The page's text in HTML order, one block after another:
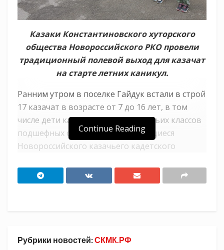
Казаки Константиновского хуторского
общества Новороссийского РКО провели
традиционный полевой выход для казачат
на старте летних каникул.
Ранним утром в поселке Гайдук встали в строй
17 казачат в возрасте от 7 до 16 лет, в том
числе дети казаков, ученики казачьих классов
подшефных обществу школ и учащиеся
Новороссийского казачьего кадетского
инструкторы Мстислав Померанцев, Николай
Пихотин, Сергей Бабак, Сергей Шеремет и
переходе были задействованы два коня,
Continue Reading
Рубрики новостей:СКМК.РФ